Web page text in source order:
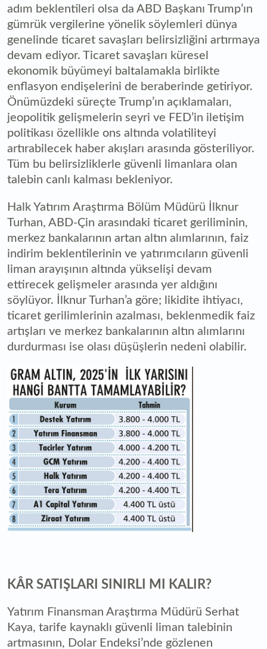
adım beklentileri olsa da ABD Başkanı Trump’ın
gümrük vergilerine yönelik söylemleri dünya
genelinde ticaret savaşları belirsizliğini artırmaya
devam ediyor. Ticaret savaşları küresel
ekonomik büyümeyi baltalamakla birlikte
enflasyon endişelerini de beraberinde getiriyor.
Önümüzdeki süreçte Trump’ın açıklamaları,
jeopolitik gelişmelerin seyri ve FED’in iletişim
politikası özellikle ons altında volatiliteyi
artırabilecek haber akışları arasında gösteriliyor.
Tüm bu belirsizliklerle güvenli limanlara olan
talebin canlı kalması bekleniyor.
Halk Yatırım Araştırma Bölüm Müdürü İlknur
Turhan, ABD-Çin arasındaki ticaret geriliminin,
merkez bankalarının artan altın alımlarının, faiz
indirim beklentilerinin ve yatırımcıların güvenli
liman arayışının altında yükselişi devam
ettirecek gelişmeler arasında yer aldığını
söylüyor. İlknur Turhan’a göre; likidite ihtiyacı,
ticaret gerilimlerinin azalması, beklenmedik faiz
artışları ve merkez bankalarının altın alımlarını
durdurması ise olası düşüşlerin nedeni olabilir.
KÂR SATIŞLARI SINIRLI MI KALIR?
Yatırım Finansman Araştırma Müdürü Serhat
Kaya, tarife kaynaklı güvenli liman talebinin
artmasının, Dolar Endeksi’nde gözlenen